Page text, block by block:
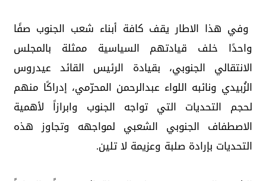
وفي هذا الاطار يقف كافة أبناء شعب الجنوب صفًا
واحدًا خلف قيادتهم السياسية ممثلة بالمجلس
الانتقالي الجنوبي، بقيادة الرئيس القائد عيدروس
الزُبيدي ونائبه اللواء عبدالرحمن المحرّمي، إدراكًا منهم
لحجم التحديات التي تواجه الجنوب وابرازاً لأهمية
الاصطفاف الجنوبي الشعبي لمواجهه وتجاوز هذه
التحديات بإرادة صلبة وعزيمة لا تلين.